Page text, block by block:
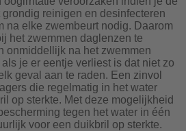
grondig reinigen en desinfecteren
na elke zwembeurt nodig. Daarom
het zwemmen daglenzen te
onmiddellijk na het zwemmen
je er eentje verliest is dat niet zo
geval aan te raden. Een zinvol
die regelmatig in het water
op sterkte. Met deze mogelijkheid
tegen het water in één
voor een duikbril op sterkte.